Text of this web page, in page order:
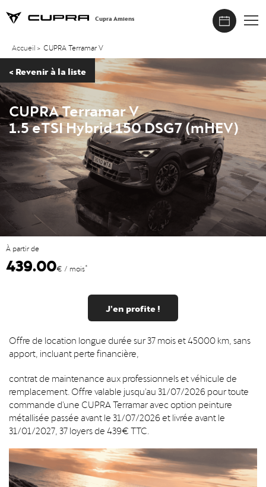
Cupra Amiens
Accueil > CUPRA Terramar V
< Revenir à la liste
CUPRA Terramar V
1.5 eTSI Hybrid 150 DSG7 (mHEV)
À partir de
439.00€ / mois*
J'en profite !
Offre de location longue durée sur 37 mois et 45000 km, sans
apport, incluant perte financière,
contrat de maintenance aux professionnels et véhicule de
remplacement. Offre valable jusqu'au 31/07/2026 pour toute
commande d'une CUPRA Terramar avec option peinture
métallisée passée avant le 31/07/2026 et livrée avant le
31/01/2027, 37 loyers de 439€ TTC.